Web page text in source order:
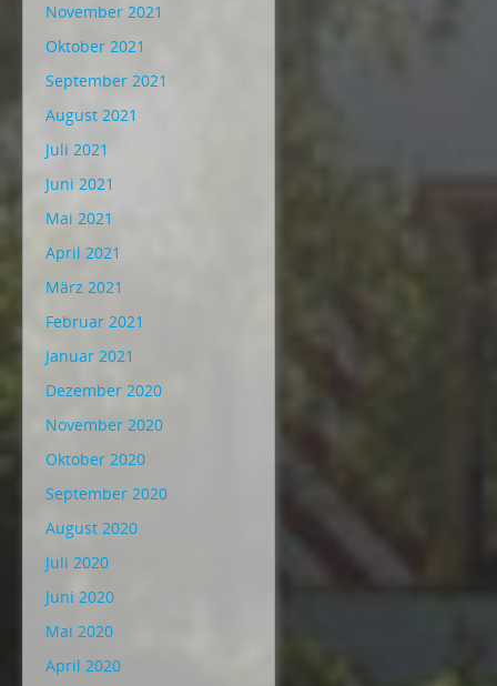
November 2021
Oktober 2021
September 2021
August 2021
Juli 2021
Juni 2021
Mai 2021
April 2021
März 2021
Februar 2021
Januar 2021
Dezember 2020
November 2020
Oktober 2020
September 2020
August 2020
Juli 2020
Juni 2020
Mai 2020
April 2020